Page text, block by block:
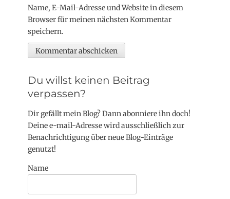
Name, E-Mail-Adresse und Website in diesem
Browser für meinen nächsten Kommentar
speichern.
Du willst keinen Beitrag
verpassen?
Dir gefällt mein Blog? Dann abonniere ihn doch!
Deine e-mail-Adresse wird ausschließlich zur
Benachrichtigung über neue Blog-Einträge
genutzt!
Name